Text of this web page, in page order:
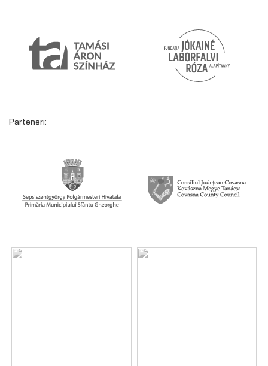
Parteneri: